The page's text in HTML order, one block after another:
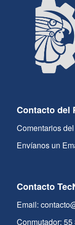
Contacto del
Comentarios
Envíanos un
Contacto
Email:
Conmutador: